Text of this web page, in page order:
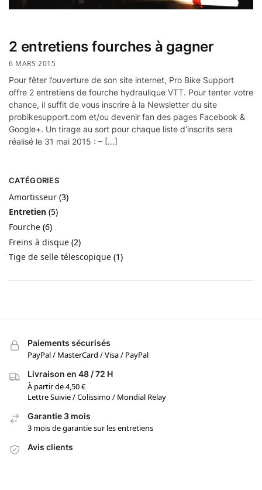
2 entretiens fourches à gagner
6 MARS 2015
Pour fêter l’ouverture de son site internet, Pro Bike Support
offre 2 entretiens de fourche hydraulique VTT. Pour tenter votre
chance, il suffit de vous inscrire à la Newsletter du site
probikesupport.com et/ou devenir fan des pages Facebook &
Google+. Un tirage au sort pour chaque liste d’inscrits sera
réalisé le 31 mai 2015 : – […]
CATÉGORIES
Amortisseur (3)
Entretien (5)
Fourche (6)
Freins à disque (2)
Tige de selle télescopique (1)
Paiements sécurisés
PayPal / MasterCard / Visa / PayPal
Livraison en 48 / 72 H
À partir de 4,50 €
Lettre Suivie / Colissimo / Mondial Relay
Garantie 3 mois
3 mois de garantie sur les entretiens
Avis clients